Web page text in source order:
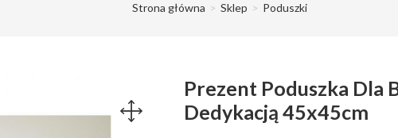
Strona główna Sklep Poduszki
Prezent Poduszka Dla
Dedykacją 45x45cm